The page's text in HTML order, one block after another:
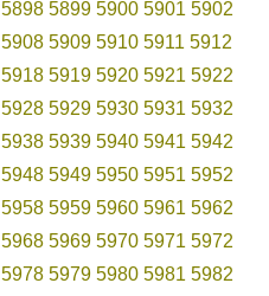
5898 5899 5900 5901 5902
5908 5909 5910 5911 5912
5918 5919 5920 5921 5922
5928 5929 5930 5931 5932
5938 5939 5940 5941 5942
5948 5949 5950 5951 5952
5958 5959 5960 5961 5962
5968 5969 5970 5971 5972
5978 5979 5980 5981 5982